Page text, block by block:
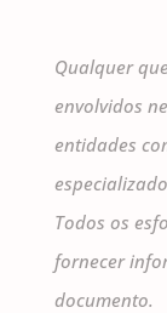
Qualquer
envolvidos
entidades
Todos os
fornecer
documento.